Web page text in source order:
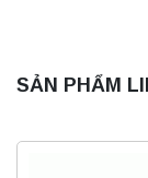
SẢN PHẨM